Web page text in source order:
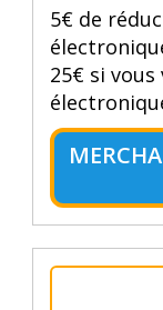
5€ de
25€ si